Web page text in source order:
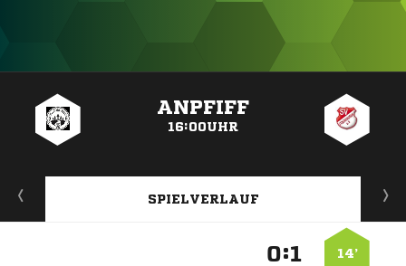
ANPFIFF
16:00UHR
SPIELVERLAUF
14’
: